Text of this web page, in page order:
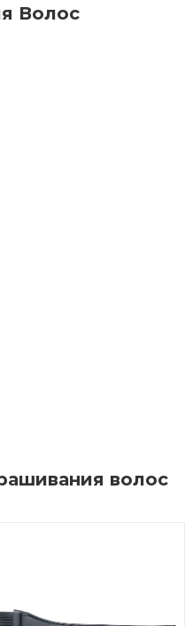
Волос
волос